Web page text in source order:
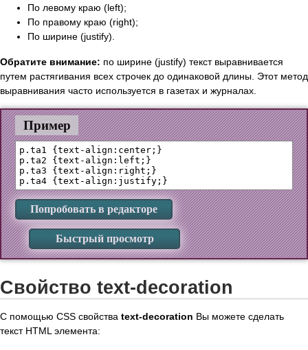
По левому краю (left);
По правому краю (right);
По ширине (justify).
Обратите внимание: по ширине (justify) текст выравнивается
путем растягивания всех строчек до одинаковой длины. Этот метод
выравнивания часто используется в газетах и журналах.
Пример
p.ta1 {text-align:center;}
p.ta2 {text-align:left;}
p.ta3 {text-align:right;}
Попробовать в редакторе
Быстрый просмотр
Свойство text-decoration
С помощью CSS свойства text-decoration Вы можете сделать
текст HTML элемента: